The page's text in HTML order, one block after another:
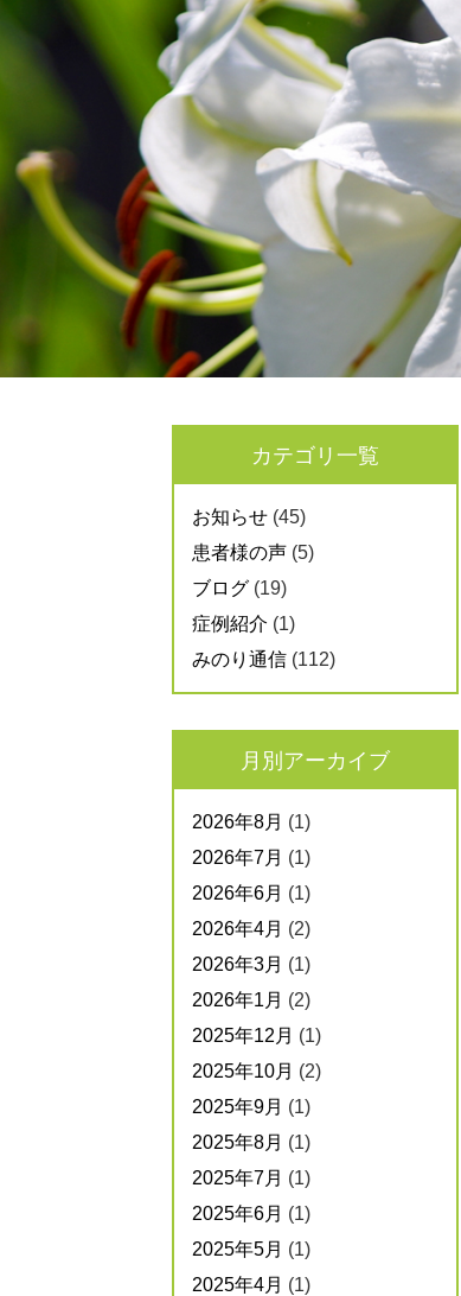
カテゴリ一覧
お知らせ (45)
患者様の声 (5)
ブログ (19)
症例紹介 (1)
みのり通信 (112)
月別アーカイブ
2026年8月 (1)
2026年7月 (1)
2026年6月 (1)
2026年4月 (2)
2026年3月 (1)
2026年1月 (2)
2025年12月 (1)
2025年10月 (2)
2025年9月 (1)
2025年8月 (1)
2025年7月 (1)
2025年6月 (1)
2025年5月 (1)
2025年4月 (1)